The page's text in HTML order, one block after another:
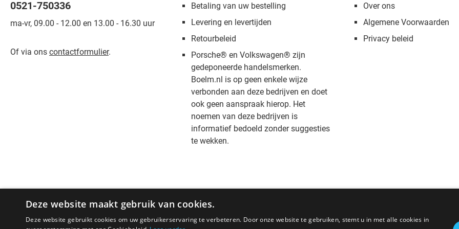
0521-750336
ma-vr, 09.00 - 12.00 en 13.00 - 16.30 uur
Of via ons contactformulier.
Betaling van uw bestelling
Levering en levertijden
Retourbeleid
Porsche® en Volkswagen® zijn
gedeponeerde handelsmerken.
Boelm.nl is op geen enkele wijze
verbonden aan deze bedrijven en doet
ook geen aanspraak hierop. Het
noemen van deze bedrijven is
informatief bedoeld zonder suggesties
te wekken.
Over ons
Algemene Voorwaarden
Privacy beleid
Deze website maakt gebruik van cookies.
Deze website gebruikt cookies om uw gebruikerservaring te verbeteren. Door onze website te gebruiken, stemt u in met alle cookies in